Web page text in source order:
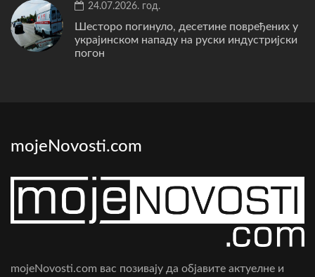
24.07.2026. год.
Шесторо погинуло, десетине повређених у
украјинском нападу на руски индустријски
погон
mojeNovosti.com
mojeNovosti.com вас позивају да објавите актуелне и